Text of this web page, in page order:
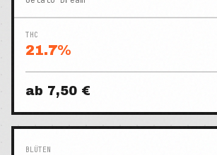
THC
21.7%
ab 7,50 €
BLÜTEN